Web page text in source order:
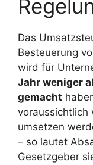
Das
Besteuerung
wird für
Jahr weniger
gemacht
voraussichtlich
umsetzen
– so lautet
Gesetzgeber